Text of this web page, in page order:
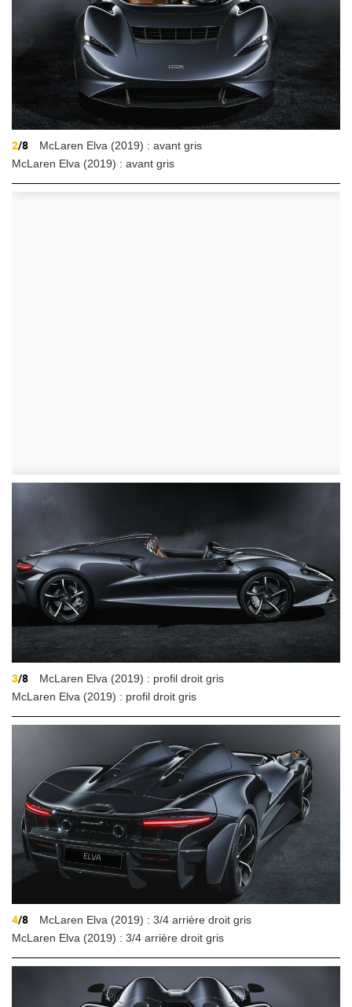
2/8
McLaren Elva (2019) : avant gris
McLaren Elva (2019) : avant gris
3/8
McLaren Elva (2019) : profil droit gris
McLaren Elva (2019) : profil droit gris
4/8
McLaren Elva (2019) : 3/4 arrière droit gris
McLaren Elva (2019) : 3/4 arrière droit gris